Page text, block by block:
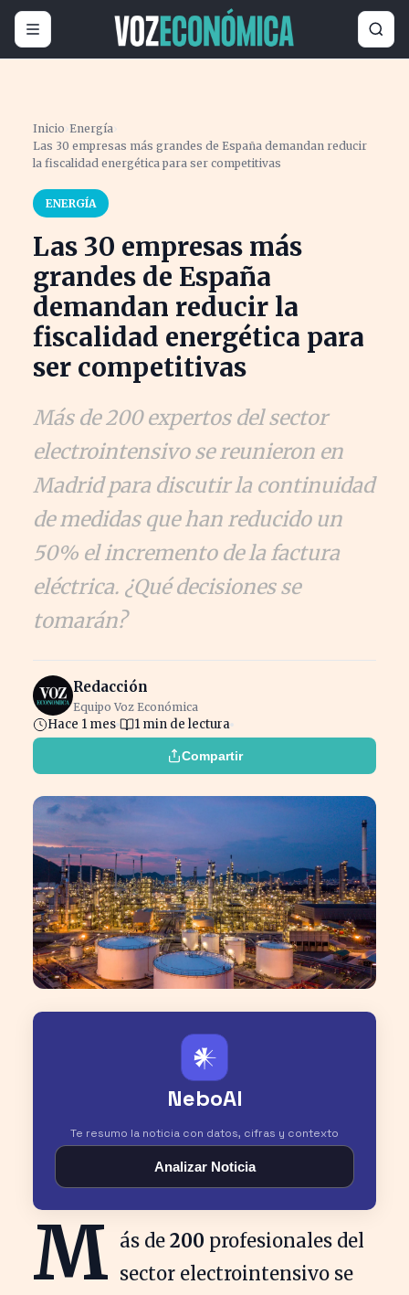
Inicio ›Energía›
Las 30 empresas más grandes de España demandan reducir
la fiscalidad energética para ser competitivas
ENERGÍA
Las 30 empresas más
grandes de España
demandan reducir la
fiscalidad energética para
ser competitivas
Más de 200 expertos del sector
electrointensivo se reunieron en
Madrid para discutir la continuidad
de medidas que han reducido un
50% el incremento de la factura
eléctrica. ¿Qué decisiones se
tomarán?
Redacción
Equipo Voz Económica
Hace 1 mes 1 min de lectura
Compartir
𒀭
NeboAI
Te resumo la noticia con datos, cifras y contexto
Analizar Noticia
M ás de 200 profesionales del
sector electrointensivo se